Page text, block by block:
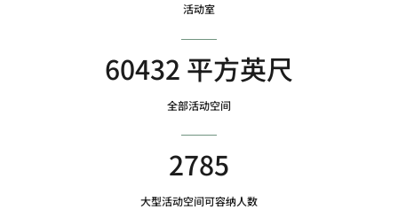
活动室
60432 平方英尺
全部活动空间
2785
大型活动空间可容纳人数